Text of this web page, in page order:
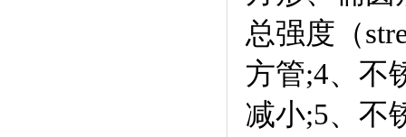
总强度（
方管;4、不
减小;5、不